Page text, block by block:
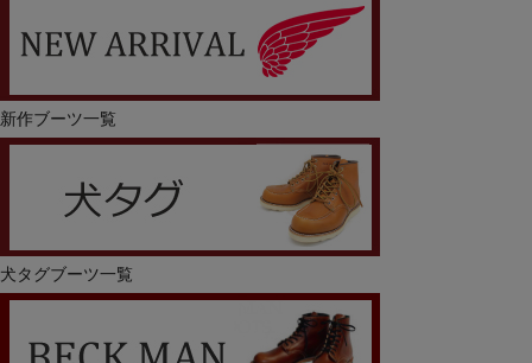
新作ブーツ一覧
犬タグブーツ一覧